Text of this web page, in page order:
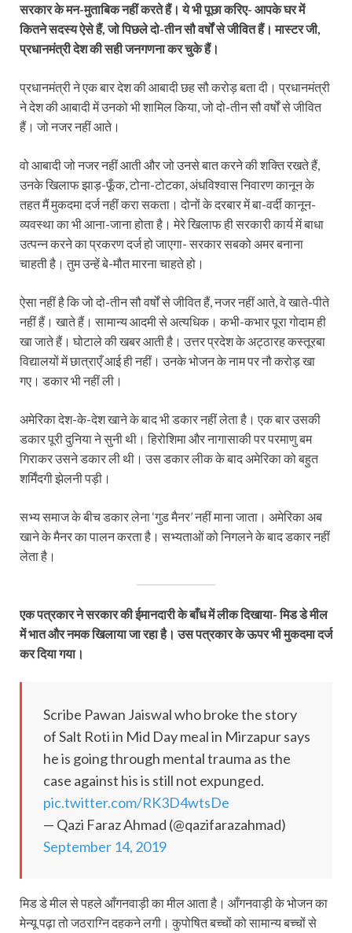
सरकार के मन-मुताबिक नहीं करते हैं। ये भी पूछा करिए- आपके घर में
कितने सदस्य ऐसे हैं, जो पिछले दो-तीन सौ वर्षों से जीवित हैं। मास्टर जी,
प्रधानमंत्री देश की सही जनगणना कर चुके हैं।
प्रधानमंत्री ने एक बार देश की आबादी छह सौ करोड़ बता दी। प्रधानमंत्री
ने देश की आबादी में उनको भी शामिल किया, जो दो-तीन सौ वर्षों से जीवित
हैं। जो नजर नहीं आते।
वो आबादी जो नजर नहीं आती और जो उनसे बात करने की शक्ति रखते हैं,
उनके खिलाफ झाड़-फूँक, टोना-टोटका, अंधविश्वास निवारण कानून के
तहत मैं मुकदमा दर्ज नहीं करा सकता। दोनों के दरबार में बा-वर्दी कानून-
व्यवस्था का भी आना-जाना होता है। मेरे खिलाफ ही सरकारी कार्य में बाधा
उत्पन्न करने का प्रकरण दर्ज हो जाएगा- सरकार सबको अमर बनाना
चाहती है। तुम उन्हें बे-मौत मारना चाहते हो।
ऐसा नहीं है कि जो दो-तीन सौ वर्षों से जीवित हैं, नजर नहीं आते, वे खाते-पीते
नहीं हैं। खाते हैं। सामान्य आदमी से अत्यधिक। कभी-कभार पूरा गोदाम ही
खा जाते हैं। घोटाले की खबर आती है। उत्तर प्रदेश के अट्ठारह कस्तूरबा
विद्यालयों में छात्राएँ आई ही नहीं। उनके भोजन के नाम पर नौ करोड़ खा
गए। डकार भी नहीं ली।
अमेरिका देश-के-देश खाने के बाद भी डकार नहीं लेता है। एक बार उसकी
डकार पूरी दुनिया ने सुनी थी। हिरोशिमा और नागासाकी पर परमाणु बम
गिराकर उसने डकार ली थी। उस डकार लीक के बाद अमेरिका को बहुत
शर्मिंदगी झेलनी पड़ी।
सभ्य समाज के बीच डकार लेना ‘गुड मैनर’ नहीं माना जाता। अमेरिका अब
खाने के मैनर का पालन करता है। सभ्यताओं को निगलने के बाद डकार नहीं
लेता है।
एक पत्रकार ने सरकार की ईमानदारी के बाँध में लीक दिखाया- मिड डे मील
में भात और नमक खिलाया जा रहा है। उस पत्रकार के ऊपर भी मुकदमा दर्ज
कर दिया गया।
Scribe Pawan Jaiswal who broke the story
of Salt Roti in Mid Day meal in Mirzapur says
he is going through mental trauma as the
case against his is still not expunged.
pic.twitter.com/RK3D4wtsDe
— Qazi Faraz Ahmad (@qazifarazahmad)
September 14, 2019
मिड डे मील से पहले आँगनवाड़ी का मील आता है। आँगनवाड़ी के भोजन का
मेन्यू पढ़ा तो जठराग्नि दहकने लगी। कुपोषित बच्चों को सामान्य बच्चों से